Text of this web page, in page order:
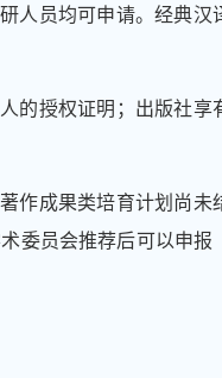
人员均可申请。经典汉
的授权证明；出版社享
作成果类培育计划尚未
委员会推荐后可以申报